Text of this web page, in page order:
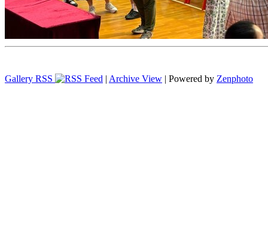
Gallery RSS | Archive View | Powered by Zenphoto